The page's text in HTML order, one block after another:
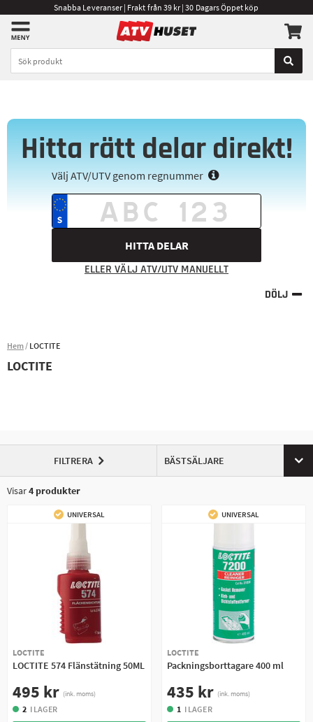
Snabba Leveranser | Frakt från 39 kr | 30 Dagars Öppet köp
Hitta rätt delar direkt!
Välj ATV/UTV genom regnummer
HITTA DELAR
ELLER VÄLJ ATV/UTV MANUELLT
DÖLJ
Hem LOCTITE
LOCTITE
FILTRERA BÄSTSÄLJARE
Visar4 produkter
UNIVERSAL
LOCTITE
LOCTITE 574 Flänstätning 50ML
495 kr (ink. moms)
2 I LAGER
UNIVERSAL
LOCTITE
Packningsborttagare 400 ml
435 kr (ink. moms)
1 I LAGER